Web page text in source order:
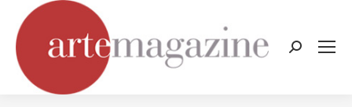
Cerca: